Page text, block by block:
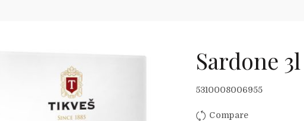
Sardone
5310008006955
Compare